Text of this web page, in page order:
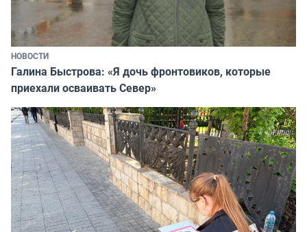
НОВОСТИ
Галина Быстрова: «Я дочь фронтовиков, которые
приехали осваивать Север»